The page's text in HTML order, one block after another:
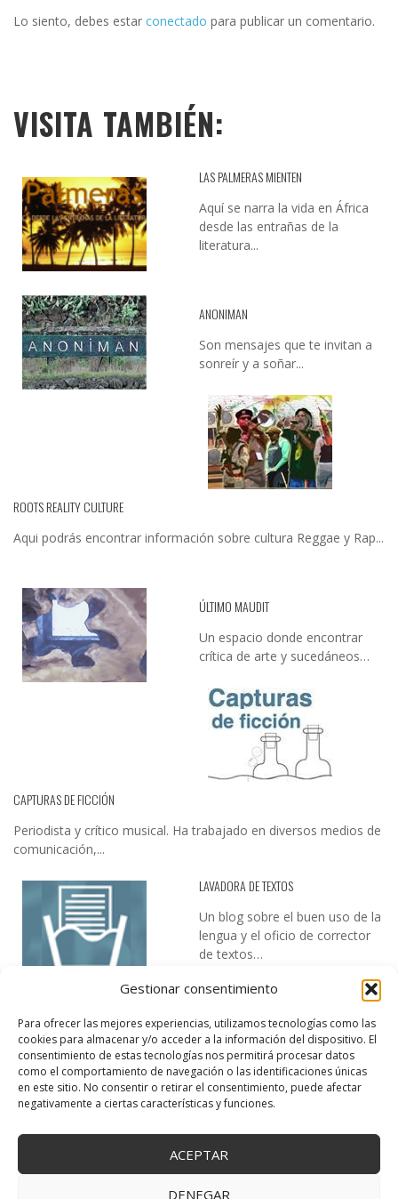
Gestionar consentimiento
Para ofrecer las mejores experiencias, utilizamos tecnologías como las
cookies para almacenar y/o acceder a la información del dispositivo. El
consentimiento de estas tecnologías nos permitirá procesar datos
como el comportamiento de navegación o las identificaciones únicas
en este sitio. No consentir o retirar el consentimiento, puede afectar
negativamente a ciertas características y funciones.
ACEPTAR
DENEGAR
Lo siento, debes estar conectado para publicar un comentario.
VISITA TAMBIÉN:
LAS PALMERAS MIENTEN
Aquí se narra la vida en África
desde las entrañas de la
literatura...
ANONIMAN
Son mensajes que te invitan a
sonreír y a soñar...
ROOTS REALITY CULTURE
Aqui podrás encontrar información sobre cultura Reggae y Rap...
ÚLTIMO MAUDIT
Un espacio donde encontrar
crítica de arte y sucedáneos…
CAPTURAS DE FICCIÓN
Periodista y crítico musical. Ha trabajado en diversos medios de
comunicación,...
LAVADORA DE TEXTOS
Un blog sobre el buen uso de la
lengua y el oficio de corrector
de textos…
DESIREE MARTÍN